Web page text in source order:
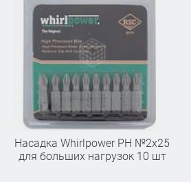
Насадка Whirlpower PН №2х25
для больших нагрузок 10 шт